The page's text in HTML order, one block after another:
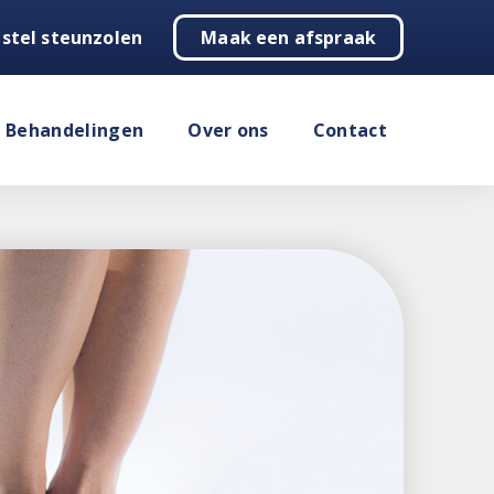
steunzolen Maak een afspraak
Behandelingen Over ons Contact